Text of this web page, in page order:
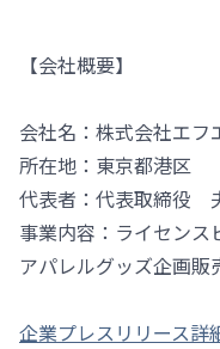
【会社概要】
会社名：株式会社エフ
所在地：東京都港区
代表者：代表取締役
事業内容：ライセンス
アパレルグッズ企画
企業プレスリリース詳